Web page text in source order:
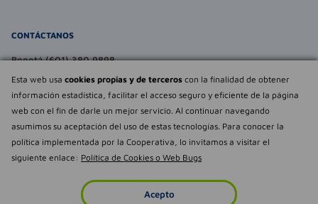
Esta web usa cookies propias y de terceros con la finalidad de obtener
información estadística, facilitar el acceso seguro y eficiente de la página
web con el fin de darle un mejor servicio. Al continuar navegando
asumimos su aceptación del uso de estas tecnologías. Para conocer la
política implementada por la Cooperativa, lo invitamos a visitar el
siguiente enlace: Política de Cookies o Web Bugs
Acepto
Déjanos tu
opinión
CONTÁCTANOS
Bogotá (601) 380 9898
atencionalcliente@farmaexpress.com
TE PUEDE INTERESAR
NOSOTROS
Empowered by
Todos los derechos reservados Farmaexpress 2025